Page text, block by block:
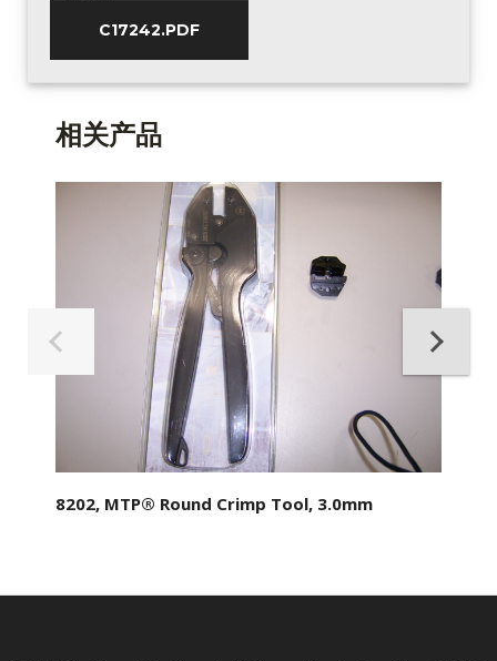
C17242.PDF
相关产品
8202, MTP® Round Crimp Tool, 3.0mm